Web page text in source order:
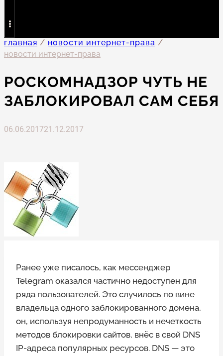
главная / новости интернет-права /
новости интернет-права
РОСКОМНАДЗОР ЧУТЬ НЕ
ЗАБЛОКИРОВАЛ САМ СЕБЯ
06.06.201721.12.2017
Ранее уже писалось, как мессенджер
Telegram оказался частично недоступен для
ряда пользователей. Это случилось по вине
владельца одного заблокированного домена,
он, используя непродуманность и нечеткость
методов блокировки сайтов, внёс в свой DNS
IP-адреса популярных ресурсов. DNS — это